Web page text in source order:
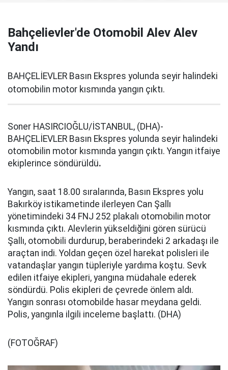
Bahçelievler'de Otomobil Alev Alev
Yandı
BAHÇELİEVLER Basın Ekspres yolunda seyir halindeki
otomobilin motor kısmında yangın çıktı.
Soner HASIRCIOĞLU/İSTANBUL, (DHA)-
BAHÇELİEVLER Basın Ekspres yolunda seyir halindeki
otomobilin motor kısmında yangın çıktı. Yangın itfaiye
ekiplerince söndürüldü.
Yangın, saat 18.00 sıralarında, Basın Ekspres yolu
Bakırköy istikametinde ilerleyen Can Şallı
yönetimindeki 34 FNJ 252 plakalı otomobilin motor
kısmında çıktı. Alevlerin yükseldiğini gören sürücü
Şallı, otomobili durdurup, beraberindeki 2 arkadaşı ile
araçtan indi. Yoldan geçen özel harekat polisleri ile
vatandaşlar yangın tüpleriyle yardıma koştu. Sevk
edilen itfaiye ekipleri, yangına müdahale ederek
söndürdü. Polis ekipleri de çevrede önlem aldı.
Yangın sonrası otomobilde hasar meydana geldi.
Polis, yangınla ilgili inceleme başlattı. (DHA)
(FOTOĞRAF)